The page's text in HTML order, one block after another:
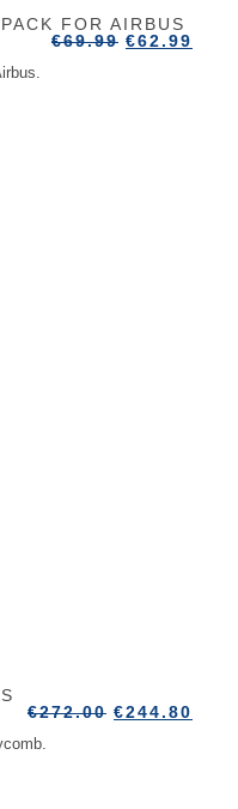
FOR AIRBUS
€69.99 €62.99
€272.00 €244.80